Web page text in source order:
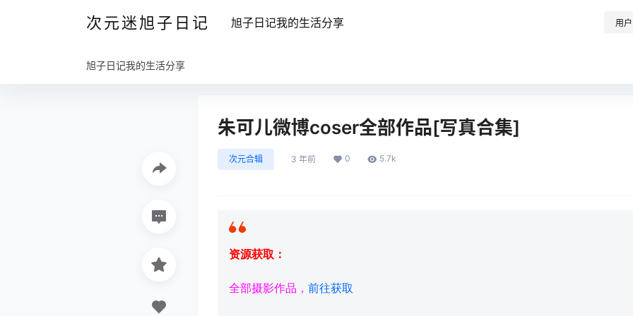
次元迷旭子日记 旭子日记我的生活分享 用户
旭子日记我的生活分享
朱可儿微博coser全部作品[写真合集]
次元合辑 3 年前 0 5.7k
资源获取：
全部摄影作品， 前往获取